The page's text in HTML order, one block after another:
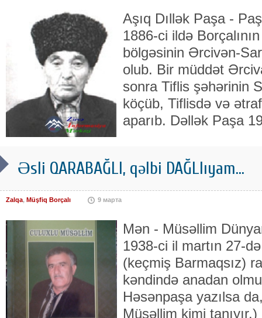
Aşıq Dıllək Paşa -
1886-ci ildə
bölgəsinin Ərcivən-
olub. Bir müddət
sonra Tiflis şəhərinin
köçüb, Tiflisdə və
aparıb. Dəllək Paşa
Əsli QARABAĞLI, qəlbi DAĞLIıyam...
Zalqa, Müşfiq Borçalı 9 марта
Mən - Müsəllim
1938-ci il martın 27-
(keçmiş Barmaqsız)
kəndində anadan
Həsənpaşa yazılsa
Müsəllim kimi